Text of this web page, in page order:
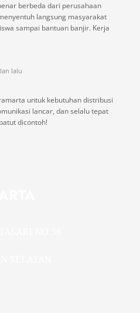
berbeda dari perusahaan
langsung masyarakat
sampai bantuan banjir. Kerja
lalu
untuk kebutuhan distribusi
lancar, dan selalu tepat
dicontoh!